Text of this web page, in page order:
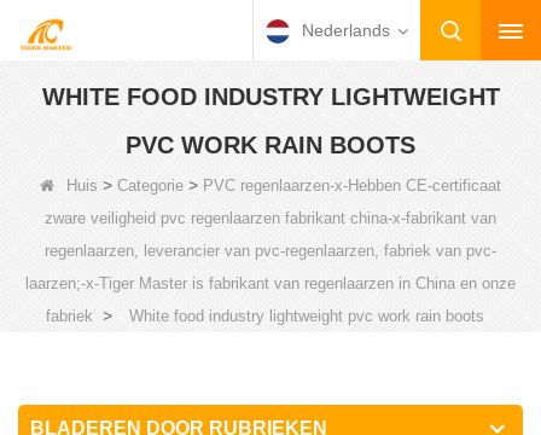
Nederlands
WHITE FOOD INDUSTRY LIGHTWEIGHT
PVC WORK RAIN BOOTS
Huis > Categorie > PVC regenlaarzen-x-Hebben CE-certificaat
zware veiligheid pvc regenlaarzen fabrikant china-x-fabrikant van
regenlaarzen, leverancier van pvc-regenlaarzen, fabriek van pvc-
laarzen;-x-Tiger Master is fabrikant van regenlaarzen in China en onze
fabriek > White food industry lightweight pvc work rain boots
BLADEREN DOOR RUBRIEKEN